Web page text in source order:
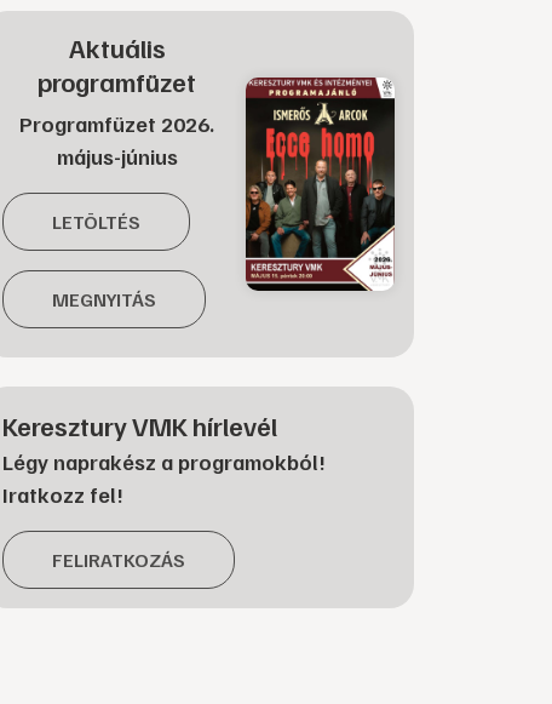
Aktuális
programfüzet
Programfüzet 2026.
május-június
LETÖLTÉS
MEGNYITÁS
Keresztury VMK hírlevél
Légy naprakész a programokból!
Iratkozz fel!
FELIRATKOZÁS